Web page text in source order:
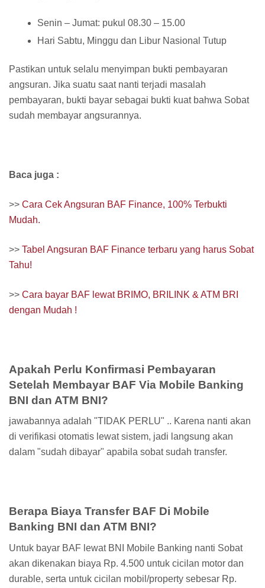
Senin – Jumat: pukul 08.30 – 15.00
Hari Sabtu, Minggu dan Libur Nasional Tutup
Pastikan untuk selalu menyimpan bukti pembayaran
angsuran. Jika suatu saat nanti terjadi masalah
pembayaran, bukti bayar sebagai bukti kuat bahwa Sobat
sudah membayar angsurannya.
Baca juga :
>> Cara Cek Angsuran BAF Finance, 100% Terbukti
Mudah.
>> Tabel Angsuran BAF Finance terbaru yang harus Sobat
Tahu!
>> Cara bayar BAF lewat BRIMO, BRILINK & ATM BRI
dengan Mudah !
Apakah Perlu Konfirmasi Pembayaran
Setelah Membayar BAF Via Mobile Banking
BNI dan ATM BNI?
jawabannya adalah "TIDAK PERLU" .. Karena nanti akan
di verifikasi otomatis lewat sistem, jadi langsung akan
dalam "sudah dibayar" apabila sobat sudah transfer.
Berapa Biaya Transfer BAF Di Mobile
Banking BNI dan ATM BNI?
Untuk bayar BAF lewat BNI Mobile Banking nanti Sobat
akan dikenakan biaya Rp. 4.500 untuk cicilan motor dan
durable, serta untuk cicilan mobil/property sebesar Rp.